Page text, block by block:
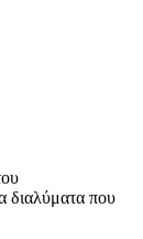
διαλύματα που